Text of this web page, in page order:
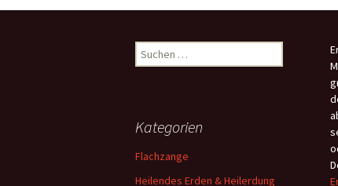
Suchen
nach:
Kategorien
Flachzange
Heilendes Erden & Heilerdung